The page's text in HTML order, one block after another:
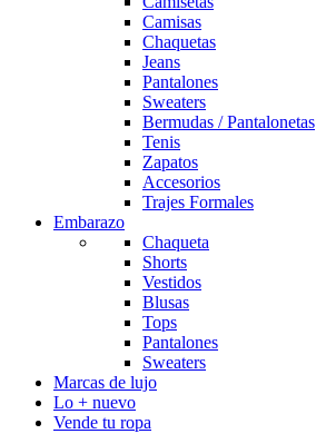
Camisas
Chaquetas
Jeans
Pantalones
Sweaters
Bermudas / Pantalonetas
Tenis
Zapatos
Accesorios
Trajes Formales
Embarazo
Chaqueta
Shorts
Vestidos
Blusas
Tops
Pantalones
Sweaters
Marcas de lujo
Lo + nuevo
Vende tu ropa